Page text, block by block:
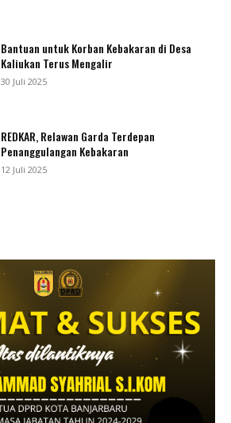
Bantuan untuk Korban Kebakaran di Desa
Kaliukan Terus Mengalir
30 Juli 2025
REDKAR, Relawan Garda Terdepan
Penanggulangan Kebakaran
12 Juli 2025